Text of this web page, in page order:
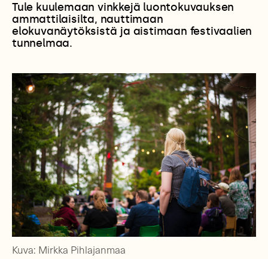
Tule kuulemaan vinkkejä luontokuvauksen
ammattilaisilta, nauttimaan
elokuvanäytöksistä ja aistimaan festivaalien
tunnelmaa.
Kuva: Mirkka Pihlajanmaa